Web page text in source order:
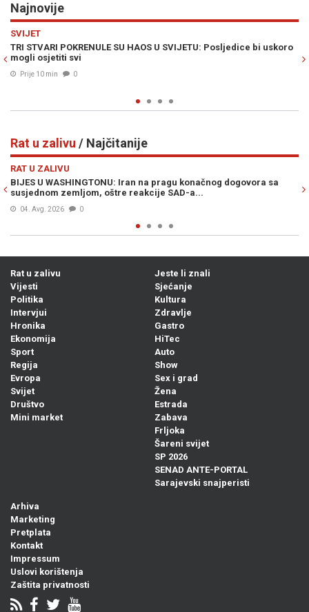
Najnovije
bi uskoro SPREMAN JE ZA BRAK: Prezgodna stjuardesa hitno traži
otkrila da je slaba na starije
Prije 17 min
Rat u zalivu / Najčitanije
sa
RAT U ZALIVU
OVO NIKO NIJE OČEKIVAO: Procurio sadržaj konačnog
izneđu Irana i SAD-a...
Prije 13h
Rat u zalivu
Vijesti
Politika
Intervjui
Hronika
Ekonomija
Sport
Regija
Evropa
Svijet
Društvo
Mini market
Jeste li znali
Sjećanje
Kultura
Zdravlje
Gastro
HiTec
Auto
Show
Sex i grad
Žena
Estrada
Zabava
Frljoka
Šareni svijet
SP 2026
SENAD ANTE-PORTAL
Sarajevski snajperisti
Arhiva
Marketing
Pretplata
Kontakt
Impressum
Uslovi korištenja
Zaštita privatnosti